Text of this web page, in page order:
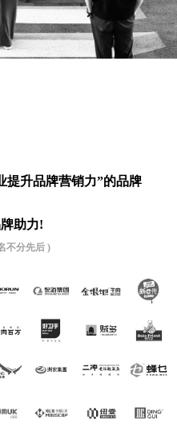
提升品牌营销⼒”的品牌
助⼒!
不分先后 )